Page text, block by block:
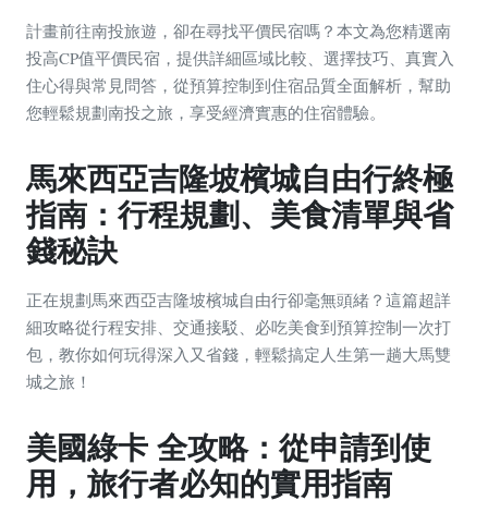
計畫前往南投旅遊，卻在尋找平價民宿嗎？本文為您精選南
投高CP值平價民宿，提供詳細區域比較、選擇技巧、真實入
住心得與常見問答，從預算控制到住宿品質全面解析，幫助
您輕鬆規劃南投之旅，享受經濟實惠的住宿體驗。
馬來西亞吉隆坡檳城自由行終極
指南：行程規劃、美食清單與省
錢秘訣
正在規劃馬來西亞吉隆坡檳城自由行卻毫無頭緒？這篇超詳
細攻略從行程安排、交通接駁、必吃美食到預算控制一次打
包，教你如何玩得深入又省錢，輕鬆搞定人生第一趟大馬雙
城之旅！
美國綠卡 全攻略：從申請到使
用，旅行者必知的實用指南